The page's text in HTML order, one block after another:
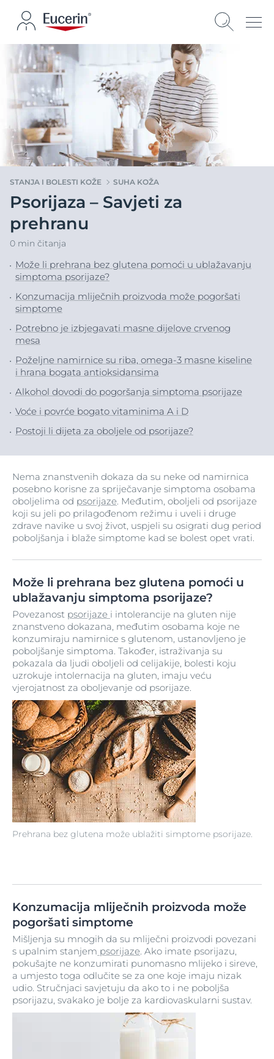
STANJA I BOLESTI KOŽE SUHA KOŽA
Psorijaza – Savjeti za
prehranu
0 min čitanja
Može li prehrana bez glutena pomoći u ublažavanju
simptoma psorijaze?
Konzumacija mliječnih proizvoda može pogoršati
simptome
Potrebno je izbjegavati masne dijelove crvenog
mesa
Poželjne namirnice su riba, omega-3 masne kiseline
i hrana bogata antioksidansima
Alkohol dovodi do pogoršanja simptoma psorijaze
Voće i povrće bogato vitaminima A i D
Postoji li dijeta za oboljele od psorijaze?
Nema znanstvenih dokaza da su neke od namirnica
posebno korisne za spriječavanje simptoma osobama
oboljelima od psorijaze. Međutim, oboljeli od psorijaze
koji su jeli po prilagođenom režimu i uveli i druge
zdrave navike u svoj život, uspjeli su osigrati dug period
poboljšanja i blaže simptome kad se bolest opet vrati.
Može li prehrana bez glutena pomoći u
ublažavanju simptoma psorijaze?
Prehrana bez glutena može ublažiti simptome psorijaze.
Povezanost psorijaze i intolerancije na gluten nije
znanstveno dokazana, međutim osobama koje ne
konzumiraju namirnice s glutenom, ustanovljeno je
poboljšanje simptoma. Također, istraživanja su
pokazala da ljudi oboljeli od celijakije, bolesti koju
uzrokuje intolernacija na gluten, imaju veću
vjerojatnost za oboljevanje od psorijaze.
Konzumacija mliječnih proizvoda može
pogoršati simptome
Mišljenja su mnogih da su mliječni proizvodi povezani
s upalnim stanjem psorijaze. Ako imate psorijazu,
pokušajte ne konzumirati punomasno mlijeko i sireve,
a umjesto toga odlučite se za one koje imaju nizak
udio. Stručnjaci savjetuju da ako to i ne poboljša
psorijazu, svakako je bolje za kardiovaskularni sustav.